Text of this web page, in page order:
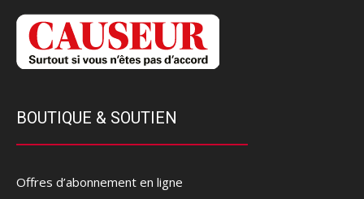
BOUTIQUE & SOUTIEN
Offres d’abonnement en ligne